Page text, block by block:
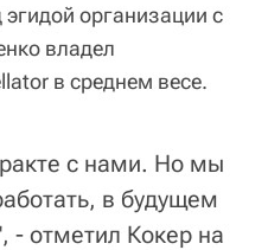
организации с
владел
в среднем весе.
с нами. Но мы
в будущем
- отметил Кокер на